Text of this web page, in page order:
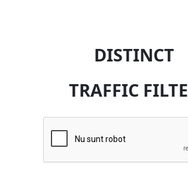
DISTINCT
TRAFFIC